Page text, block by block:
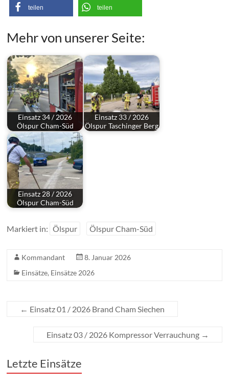
teilen teilen
Mehr von unserer Seite:
Einsatz 34 / 2026
Ölspur Cham-Süd
Einsatz 33 / 2026
Ölspur Taschinger Berg
Einsatz 28 / 2026
Ölspur Cham-Süd
Markiert in: Ölspur Ölspur Cham-Süd
Kommandant
8. Januar 2026
Einsätze, Einsätze 2026
← Einsatz 01 / 2026 Brand Cham Siechen
Einsatz 03 / 2026 Kompressor Verrauchung →
Letzte Einsätze